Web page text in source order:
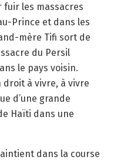
fuir les massacres
Prince et dans les
mère Tifi sort de
du Persil
le pays voisin.
droit à vivre, à vivre
d’une grande
Haïti dans une
dans la course